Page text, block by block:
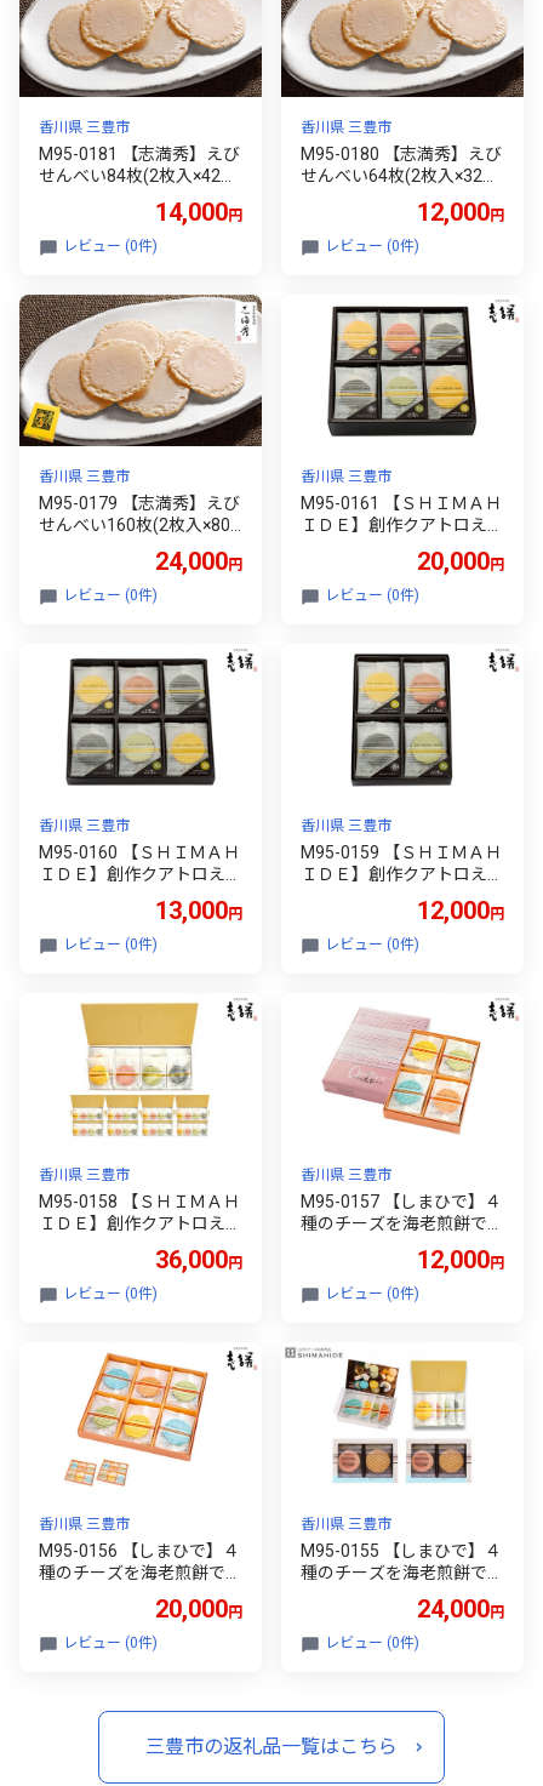
香川県 三豊市
M95-0181 【志満秀】えび
せんべい84枚(2枚入×42
14,000円
レビュー (0件)
香川県 三豊市
M95-0180 【志満秀】えび
せんべい64枚(2枚入×32
12,000円
レビュー (0件)
香川県 三豊市
M95-0179 【志満秀】えび
せんべい160枚(2枚入×80
24,000円
レビュー (0件)
香川県 三豊市
M95-0161 【ＳＨＩＭＡＨ
ＩＤＥ】創作クアトロえび
入り（４種類）20,000円
レビュー (0件)
香川県 三豊市
M95-0160 【ＳＨＩＭＡＨ
ＩＤＥ】創作クアトロえび
13,000円
レビュー (0件)
香川県 三豊市
M95-0159 【ＳＨＩＭＡＨ
ＩＤＥ】創作クアトロえび
12,000円
レビュー (0件)
香川県 三豊市
M95-0158 【ＳＨＩＭＡＨ
ＩＤＥ】創作クアトロえび
36,000円
レビュー (0件)
香川県 三豊市
M95-0157 【しまひで】４
種のチーズを海老煎餅でサ
ズ １６枚入」和スイーツ
12,000円
レビュー (0件)
香川県 三豊市
M95-0156 【しまひで】４
種のチーズを海老煎餅でサ
ズ ３６枚入」和スイーツ
20,000円
レビュー (0件)
香川県 三豊市
M95-0155 【しまひで】４
種のチーズを海老煎餅でサ
ズ ４０枚入」和スイーツ
24,000円
レビュー (0件)
三豊市の返礼品一覧はこちら